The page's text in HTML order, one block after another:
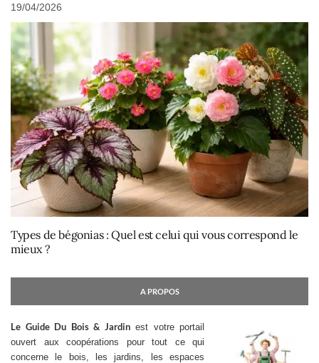
19/04/2026
Types de bégonias : Quel est celui qui vous correspond le
mieux ?
A PROPOS
Le Guide Du Bois & Jardinest votre portail
ouvert aux coopérations pour tout ce qui
concerne le bois, les jardins, les espaces